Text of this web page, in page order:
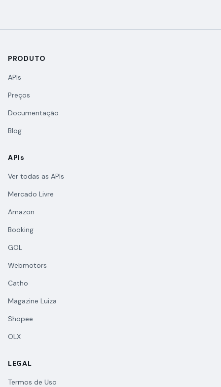
PRODUTO
APIs
Preços
Documentação
Blog
APIs
Ver todas as APIs
Mercado Livre
Amazon
Booking
GOL
Webmotors
Catho
Magazine Luiza
Shopee
OLX
LEGAL
Termos de Uso